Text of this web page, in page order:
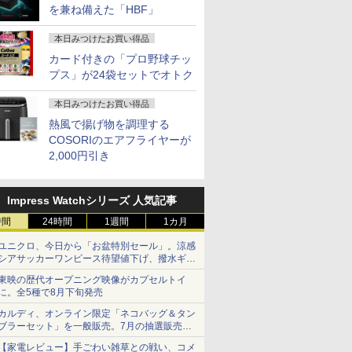
を兼ね備えた「HBF」
本日みつけたお買い得品
カード付きの「プロ野球チッ
プス」が24袋セットでオトク
本日みつけたお買い得品
熱風で揚げ物を調理する
COSORIのエアフライヤーが
2,000円引き
Impress Watchシリーズ 人気記事
24時間 1週間 1カ月
ニクロ、今日から「お盆特別セール」。涼感
アサッカーワンピース待望値下げ、撥水ギア
ョーツは1990円に
映の歴代オープニング映像がカプセルトイ
。全5種で8月下旬発売
ルディ、オンライン限定「ネコバッグ＆タン
ラーセット」を一般販売。7月の抽選販売の
選無効分
家電レビュー】手ごわい雑草との戦い、コメ